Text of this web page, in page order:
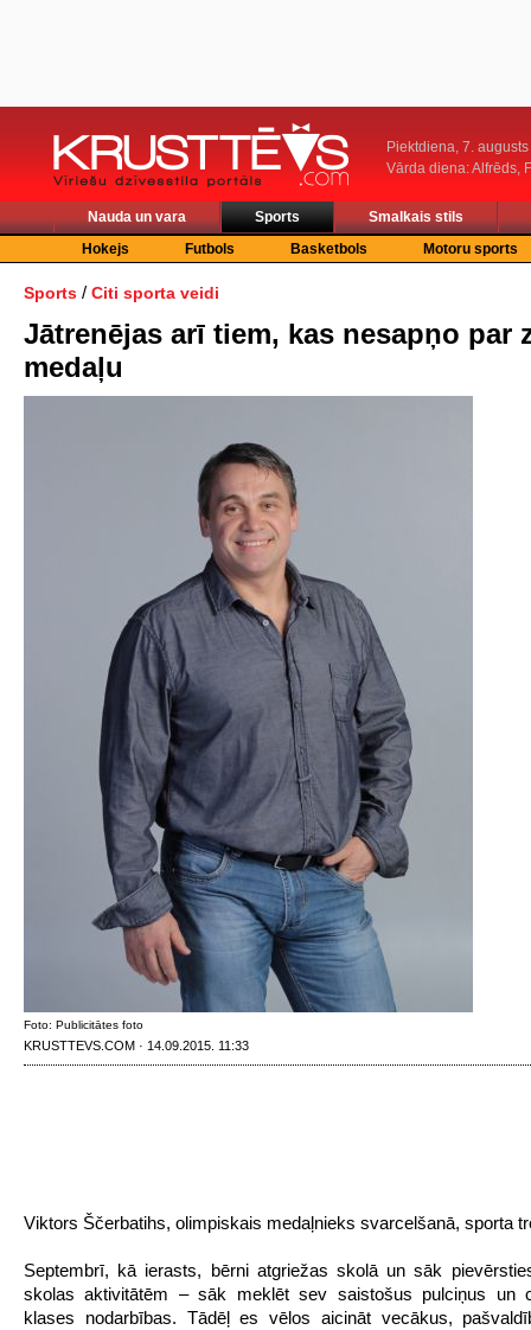
Piektdiena, 7. augusts
Vārda diena: Alfrēds,
Nauda un vara Sports
Smalkais stils
Hokejs
Futbols Basketbols Motoru sports
Sports / Citi sporta veidi
Jātrenējas arī tiem, kas nesapņo par
medaļu
Foto: Publicitātes foto
KRUSTTEVS.COM · 14.09.2015. 11:33
Viktors Ščerbatihs, olimpiskais medaļnieks svarcelšanā, sporta
Septembrī, kā ierasts, bērni atgriežas skolā un sāk
skolas aktivitātēm – sāk meklēt sev saistošus pulciņus un
klases nodarbības. Tādēļ es vēlos aicināt vecākus,